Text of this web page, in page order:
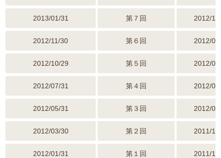
2013/01/31 第７回 2012/
2012/11/30 第６回 2012/
2012/10/29 第５回 2012/
2012/07/31 第４回 2012/
2012/05/31 第３回 2012/
2012/03/30 第２回 2011/
2012/01/31 第１回 2011/